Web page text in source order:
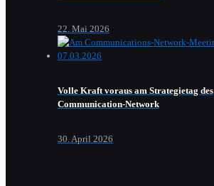
22. Mai 2026
Volle Kraft voraus am Strategietag des
Communication-Network
30. April 2026